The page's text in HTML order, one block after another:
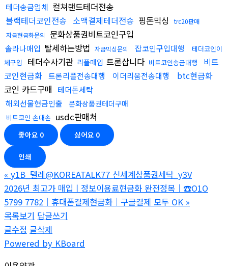
테더송금업체 컬쳐랜드테더전송
블랙테더코인전송 소액결제테더전송 핑돈믹싱
trc20판매
자금현금화문의
문화상품권비트코인구입
솔라나매입 탈세하는방법 자금믹싱문의 잡코인구입대행
테더코인이
체구입
테더수사기관 리플매입 트론삽니다 비트코인송금대행
비트
코인현금화 트론리플전송대행 이더리움전송대행
btc현금화
코인 카드구매
테더돈세탁
해외선물현금인출
문화상품권테더구매
비트코인 손대손 usdc판매처
좋아요 0 싫어요 0
인쇄
« y1B_텔레@KOREATALK77 신세계상품권세탁_y3V
2026년 최고가 매입ㅣ정보이용료현금화 완전정복｜☎O1O
5799 7782｜휴대폰결제현금화｜구글결제 모두 OK »
목록보기 답글쓰기
글수정 글삭제
Powered by KBoard